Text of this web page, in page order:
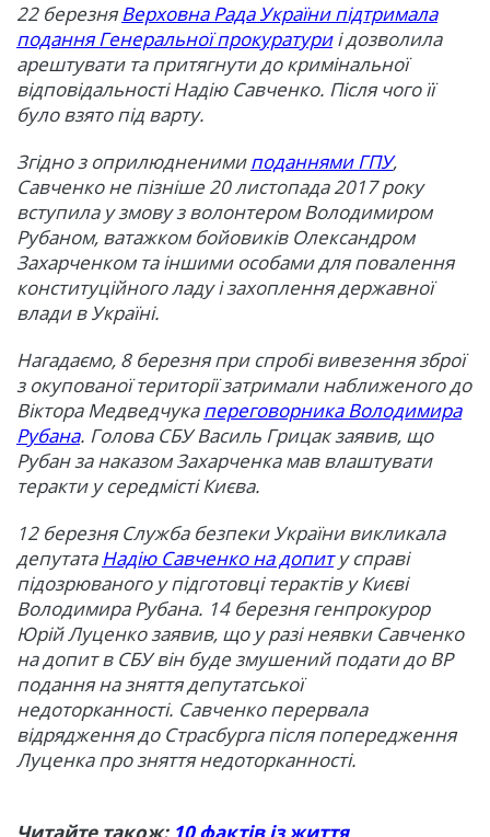
22 березняВерховна Рада України підтримала
подання Генеральної прокуратуриі дозволила
арештувати та притягнути до кримінальної
відповідальності Надію Савченко. Після чого її
було взято під варту.
Згідно з оприлюдненимиподаннями ГПУ,
Савченко не пізніше 20 листопада 2017 року
вступила у змову з волонтером Володимиром
Рубаном, ватажком бойовиків Олександром
Захарченком та іншими особами для повалення
конституційного ладу і захоплення державної
влади в Україні.
Нагадаємо, 8 березня при спробі вивезення зброї
з окупованої території затримали наближеного до
Віктора Медведчукапереговорника Володимира
Рубана. Голова СБУ Василь Грицак заявив, що
Рубан за наказом Захарченка мав влаштувати
теракти у середмісті Києва.
12 березня Служба безпеки України викликала
депутатаНадію Савченко на допиту справі
підозрюваного у підготовці терактів у Києві
Володимира Рубана. 14 березня генпрокурор
Юрій Луценко заявив, що у разі неявки Савченко
на допит в СБУ він буде змушений подати до ВР
подання на зняття депутатської
недоторканності. Савченко перервала
відрядження до Страсбурга після попередження
Луценка про зняття недоторканності.